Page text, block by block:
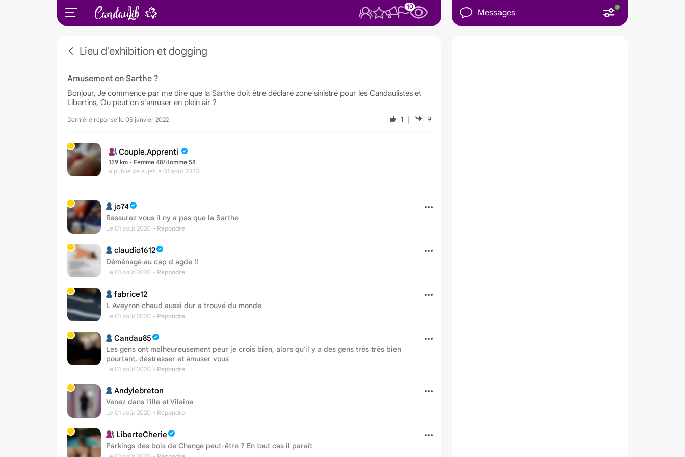
10
Messages
Lieu d'exhibition et dogging
Amusement en Sarthe ?
Bonjour, Je commence par me dire que la Sarthe doit être déclaré zone sinistré pour les Candaulistes et
Libertins, Ou peut on s'amuser en plein air ?
Dernière réponse le 05 janvier 2022 1 ｜ 9
Couple.Apprenti
159 km • Femme 48/Homme 58
a publié ce sujet le 01 août 2020
jo74
Rassurez vous il ny a pas que la Sarthe
Le 01 août 2020 • Répondre
claudio1612
Déménagé au cap d agde !!
Le 01 août 2020 • Répondre
fabrice12
L Aveyron chaud aussi dur a trouvé du monde
Le 01 août 2020 • Répondre
Candau85
Les gens ont malheureusement peur je crois bien, alors qu'il y a des gens très très bien
pourtant, déstresser et amuser vous
Le 01 août 2020 • Répondre
Andylebreton
Venez dans l'ille et Vilaine
Le 01 août 2020 • Répondre
LiberteCherie
Parkings des bois de Change peut-être ? En tout cas il paraît